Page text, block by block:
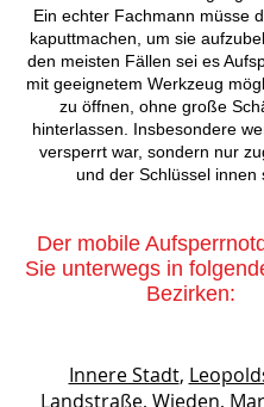
Ein echter Fachmann müsse
kaputtmachen, um sie
den meisten Fällen sei es
mit geeignetem Werkzeug
zu öffnen, ohne große
hinterlassen. Insbesondere
versperrt war, sondern nur
und der Schlüssel innen
Der mobile
Sie unterwegs in
Bezirken:
Innere Stadt,
Landstraße, Wieden,